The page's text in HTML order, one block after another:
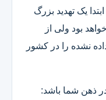
یک تهدید بزرگ
بود ولی از
نشده را در کشور
ذهن شما باشد: